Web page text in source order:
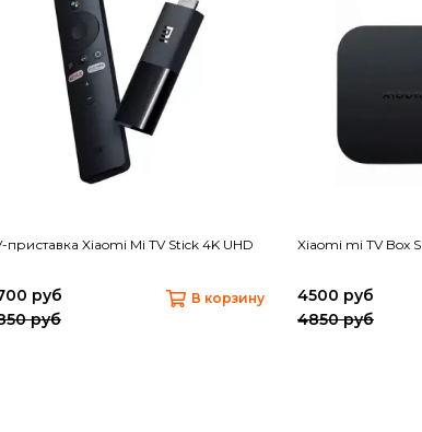
приставка Xiaomi Mi TV Stick 4K UHD
руб
руб
В корзину
Xiaomi mi TV Box S
4500 руб
4850 руб